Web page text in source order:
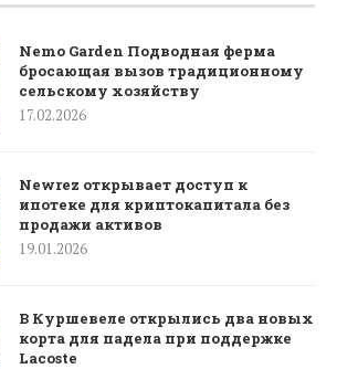
Nemo Garden Подводная ферма
бросающая вызов традиционному
сельскому хозяйству
17.02.2026
Newrez открывает доступ к
ипотеке для криптокапитала без
продажи активов
19.01.2026
В Куршевеле открылись два новых
корта для падела при поддержке
Lacoste